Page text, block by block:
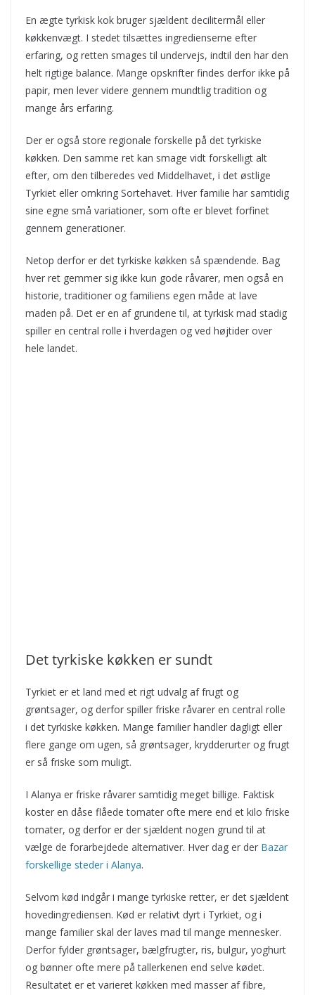
En ægte tyrkisk kok bruger sjældent decilitermål eller
køkkenvægt. I stedet tilsættes ingredienserne efter
erfaring, og retten smages til undervejs, indtil den har den
helt rigtige balance. Mange opskrifter findes derfor ikke på
papir, men lever videre gennem mundtlig tradition og
mange års erfaring.
Der er også store regionale forskelle på det tyrkiske
køkken. Den samme ret kan smage vidt forskelligt alt
efter, om den tilberedes ved Middelhavet, i det østlige
Tyrkiet eller omkring Sortehavet. Hver familie har samtidig
sine egne små variationer, som ofte er blevet forfinet
gennem generationer.
Netop derfor er det tyrkiske køkken så spændende. Bag
hver ret gemmer sig ikke kun gode råvarer, men også en
historie, traditioner og familiens egen måde at lave
maden på. Det er en af grundene til, at tyrkisk mad stadig
spiller en central rolle i hverdagen og ved højtider over
hele landet.
Det tyrkiske køkken er sundt
Tyrkiet er et land med et rigt udvalg af frugt og
grøntsager, og derfor spiller friske råvarer en central rolle
i det tyrkiske køkken. Mange familier handler dagligt eller
flere gange om ugen, så grøntsager, krydderurter og frugt
er så friske som muligt.
I Alanya er friske råvarer samtidig meget billige. Faktisk
koster en dåse flåede tomater ofte mere end et kilo friske
tomater, og derfor er der sjældent nogen grund til at
vælge de forarbejdede alternativer. Hver dag er der Bazar
forskellige steder i Alanya.
Selvom kød indgår i mange tyrkiske retter, er det sjældent
hovedingrediensen. Kød er relativt dyrt i Tyrkiet, og i
mange familier skal der laves mad til mange mennesker.
Derfor fylder grøntsager, bælgfrugter, ris, bulgur, yoghurt
og bønner ofte mere på tallerkenen end selve kødet.
Resultatet er et varieret køkken med masser af fibre,